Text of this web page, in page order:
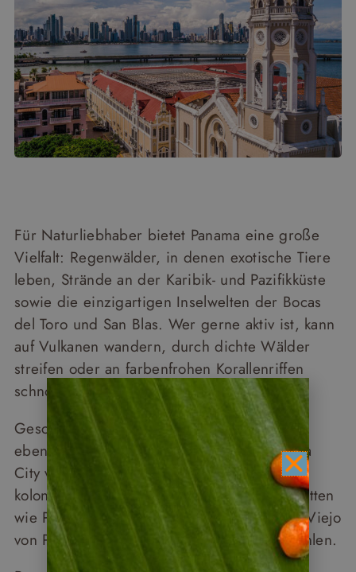
Für Naturliebhaber bietet Panama eine große
Vielfalt: Regenwälder, in denen exotische Tiere
leben, Strände an der Karibik- und Pazifikküste
sowie die einzigartigen Inselwelten der Bocas
del Toro und San Blas. Wer gerne aktiv ist, kann
auf Vulkanen wandern, durch dichte Wälder
streifen oder an farbenfrohen Korallenriffen
schnorcheln.
Geschichts- und Kulturliebhaber kommen
ebenfalls auf ihre Kosten. Städte wie Panama
City verbinden moderne Architektur mit
kolonialem Charme, während historische Stätten
wie Portobelo oder die Ruinen von Panama Viejo
von Panamas bewegter Vergangenheit erzählen.